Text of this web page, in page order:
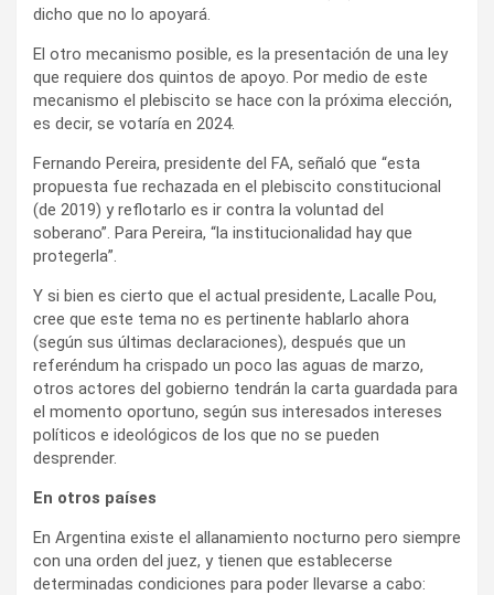
dicho que no lo apoyará.
El otro mecanismo posible, es la presentación de una ley
que requiere dos quintos de apoyo. Por medio de este
mecanismo el plebiscito se hace con la próxima elección,
es decir, se votaría en 2024.
Fernando Pereira, presidente del FA, señaló que “esta
propuesta fue rechazada en el plebiscito constitucional
(de 2019) y reflotarlo es ir contra la voluntad del
soberano”. Para Pereira, “la institucionalidad hay que
protegerla”.
Y si bien es cierto que el actual presidente, Lacalle Pou,
cree que este tema no es pertinente hablarlo ahora
(según sus últimas declaraciones), después que un
referéndum ha crispado un poco las aguas de marzo,
otros actores del gobierno tendrán la carta guardada para
el momento oportuno, según sus interesados intereses
políticos e ideológicos de los que no se pueden
desprender.
En otros países
En Argentina existe el allanamiento nocturno pero siempre
con una orden del juez, y tienen que establecerse
determinadas condiciones para poder llevarse a cabo: